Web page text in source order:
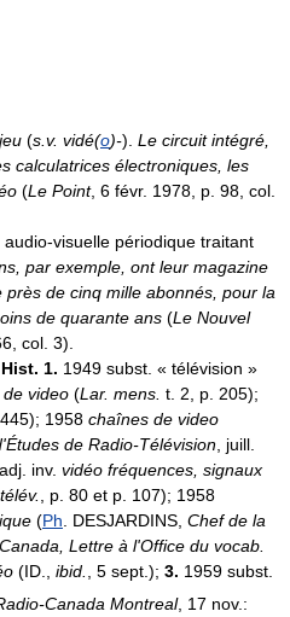
(s.v. vidé(o)-). Le circuit intégré,
calculatrices électroniques, les
(Le Point, 6 févr. 1978, p. 98, col.
audio-visuelle périodique traitant
par exemple, ont leur magazine
de cinq mille abonnés, pour la
de quarante ans (Le Nouvel
col. 3).
1. 1949 subst. « télévision »
video (Lar. mens. t. 2, p. 205);
445); 1958 chaînes de video
de Radio-Télévision , juill.
inv. vidéo fréquences, signaux
, p. 80 et p. 107); 1958
(Ph . DESJARDINS, Chef de la
Lettre à l'Office du vocab.
(ID., ibid. , 5 sept.); 3. 1959 subst.
Canada Montreal, 17 nov.: